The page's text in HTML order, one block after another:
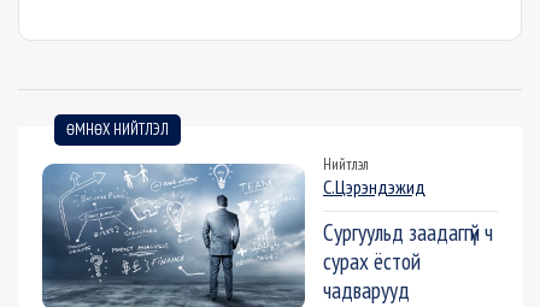
ӨМНӨХ НИЙТЛЭЛ
Нийтлэл
С.Цэрэндэжид
Сургуульд заадаггүй ч
сурах ёстой
чадварууд